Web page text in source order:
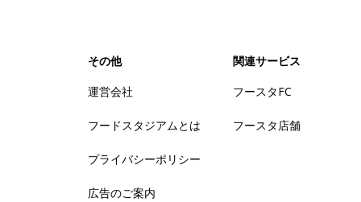
その他
運営会社
フードスタジアムとは
プライバシーポリシー
広告のご案内
関連サービス
フースタFC
フースタ店舗